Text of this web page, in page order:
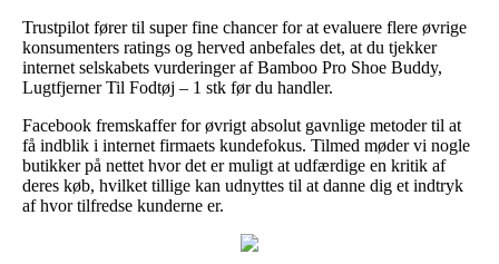
Trustpilot fører til super fine chancer for at evaluere flere øvrige
konsumenters ratings og herved anbefales det, at du tjekker
internet selskabets vurderinger af Bamboo Pro Shoe Buddy,
Lugtfjerner Til Fodtøj – 1 stk før du handler.
Facebook fremskaffer for øvrigt absolut gavnlige metoder til at
få indblik i internet firmaets kundefokus. Tilmed møder vi nogle
butikker på nettet hvor det er muligt at udfærdige en kritik af
deres køb, hvilket tillige kan udnyttes til at danne dig et indtryk
af hvor tilfredse kunderne er.